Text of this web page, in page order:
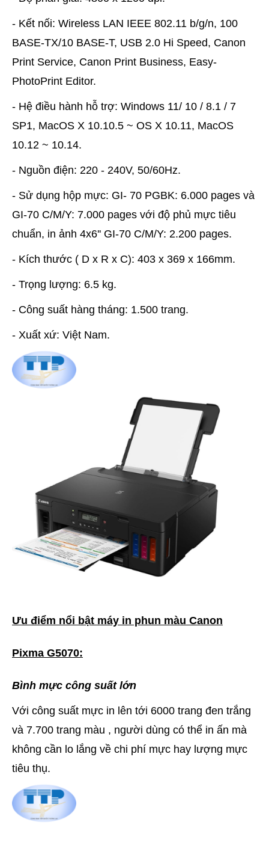
- Kết nối: Wireless LAN IEEE 802.11 b/g/n, 100
BASE-TX/10 BASE-T, USB 2.0 Hi Speed, Canon
Print Service, Canon Print Business, Easy-
PhotoPrint Editor.
- Hệ điều hành hỗ trợ: Windows 11/ 10 / 8.1 / 7
SP1, MacOS X 10.10.5 ~ OS X 10.11, MacOS
10.12 ~ 10.14.
- Nguồn điện: 220 - 240V, 50/60Hz.
- Sử dụng hộp mực: GI- 70 PGBK: 6.000 pages và
GI-70 C/M/Y: 7.000 pages với độ phủ mực tiêu
chuẩn, in ảnh 4x6'' GI-70 C/M/Y: 2.200 pages.
- Kích thước ( D x R x C): 403 x 369 x 166mm.
- Trọng lượng: 6.5 kg.
- Công suất hàng tháng: 1.500 trang.
- Xuất xứ: Việt Nam.
Ưu điểm nổi bật máy in phun màu Canon
Pixma G5070:
Bình mực công suất lớn
Với công suất mực in lên tới 6000 trang đen trắng
và 7.700 trang màu , người dùng có thể in ấn mà
không cần lo lắng về chi phí mực hay lượng mực
tiêu thụ.